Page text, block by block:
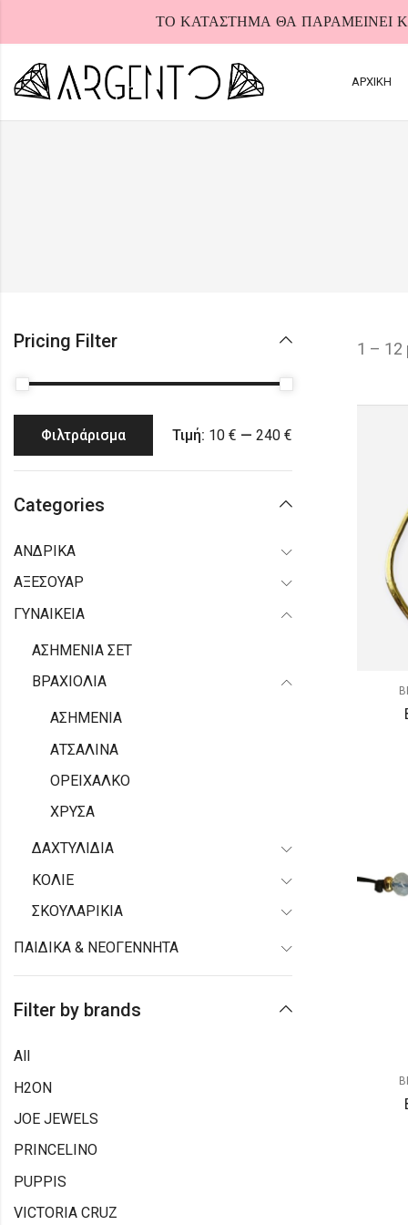
ΤΟ ΚΑΤΑΣΤΗΜΑ ΘΑ ΠΑΡΑΜΕΙΝΕΙ
ΑΡΧΙΚΗ
1 –
Pricing Filter
Φιλτράρισμα Τιμή: 10 € — 240 €
Categories
ΑΝΔΡΙΚΑ
ΑΞΕΣΟΥΑΡ
ΓΥΝΑΙΚΕΙΑ
ΑΣΗΜΕΝΙΑ ΣΕΤ
ΒΡΑΧΙΟΛΙΑ
ΑΣΗΜΕΝΙΑ
ΑΤΣΑΛΙΝΑ
ΟΡΕΙΧΑΛΚΟ
ΧΡΥΣΑ
ΔΑΧΤΥΛΙΔΙΑ
ΚΟΛΙΕ
ΣΚΟΥΛΑΡΙΚΙΑ
ΠΑΙΔΙΚΑ & ΝΕΟΓΕΝΝΗΤΑ
Filter by brands
All
H2ON
JOE JEWELS
PRINCELINO
PUPPIS
VICTORIA CRUZ